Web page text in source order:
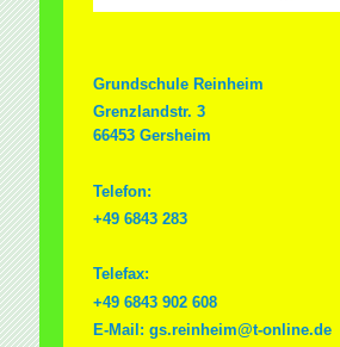
Grundschule Reinheim
Grenzlandstr. 3
66453 Gersheim
Telefon:
+49 6843 283
Telefax:
+49 6843 902 608
E-Mail: gs.reinheim@t-online.de